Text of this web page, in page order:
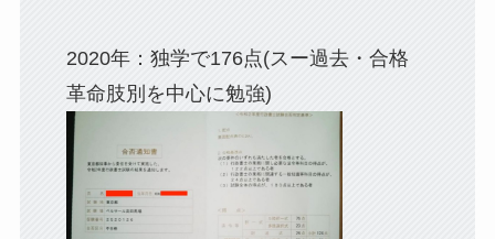
2020年：独学で176点(スー過去・合格
革命肢別を中心に勉強)